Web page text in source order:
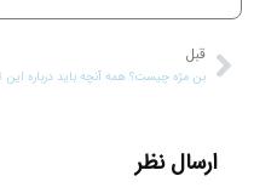
قبلی
قبل
ارسال نظر